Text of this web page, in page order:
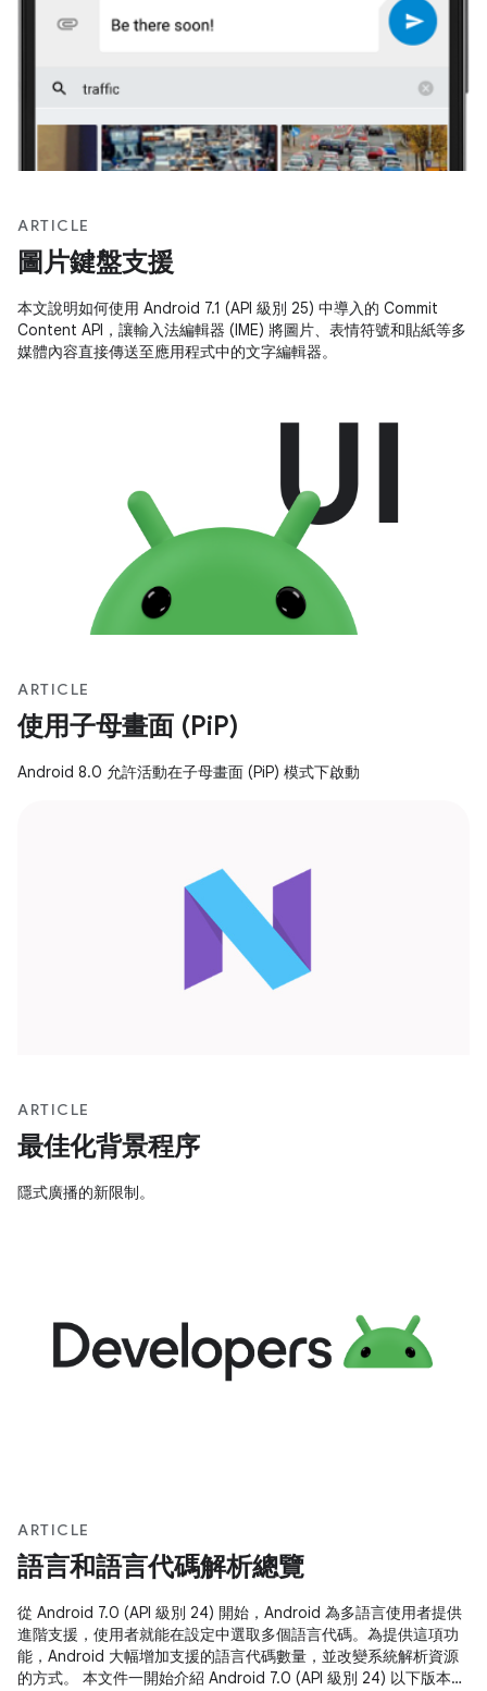
ARTICLE
圖片鍵盤支援
本文說明如何使用 Android 7.1 (API 級別 25) 中導入的 Commit
Content API，讓輸入法編輯器 (IME) 將圖片、表情符號和貼紙等多
媒體內容直接傳送至應用程式中的文字編輯器。
ARTICLE
使用子母畫面 (PiP)
Android 8.0 允許活動在子母畫面 (PiP) 模式下啟動
ARTICLE
最佳化背景程序
隱式廣播的新限制。
ARTICLE
語言和語言代碼解析總覽
從 Android 7.0 (API 級別 24) 開始，Android 為多語言使用者提供
進階支援，使用者就能在設定中選取多個語言代碼。為提供這項功
能，Android 大幅增加支援的語言代碼數量，並改變系統解析資源
的方式。 本文件一開始介紹 Android 7.0 (API 級別 24) 以下版本的